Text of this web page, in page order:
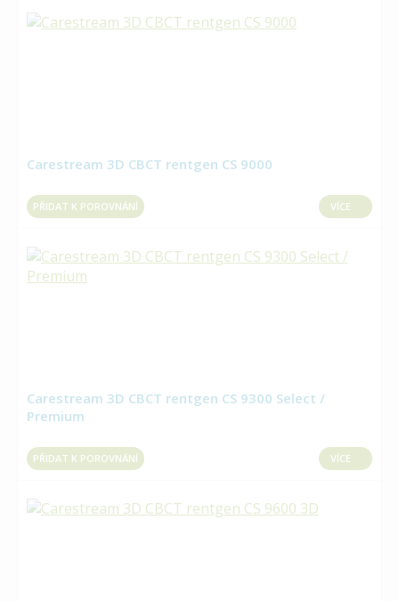
Carestream 3D CBCT rentgen CS 9000
PŘIDAT K POROVNÁNÍ VÍCE
Carestream 3D CBCT rentgen CS 9300 Select /
Premium
PŘIDAT K POROVNÁNÍ VÍCE